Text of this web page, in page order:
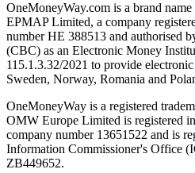
OneMoneyWay.com is a brand
EPMAP Limited, a company
number ΗΕ 388513 and authorised
(CBC) as an Electronic Money
115.1.3.32/2021 to provide
Sweden, Norway, Romania and
OneMoneyWay is a registered
OMW Europe Limited is registered
company number 13651522 and is
Information Commissioner's Office
ZB449652.